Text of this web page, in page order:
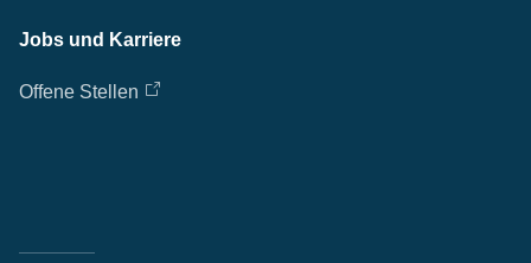
Jobs und Karriere
Offene Stellen